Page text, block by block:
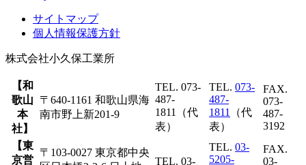
サイトマップ
個人情報保護方針
株式会社小久保工業所
【和
歌山
本
社】
〒640-1161 和歌山県海
南市野上新201-9
TEL. 073-
487-
1811（代
表）
TEL. 073-
487-
1811 （代
表）
FAX.
073-
487-
3192
【東
京営
〒103-0027 東京都中央
TEL. 03-
TEL. 03-
5205-
FAX.
03-